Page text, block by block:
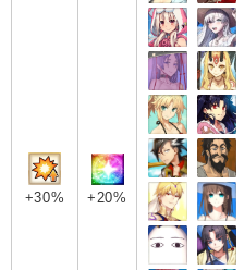
+30% +20%